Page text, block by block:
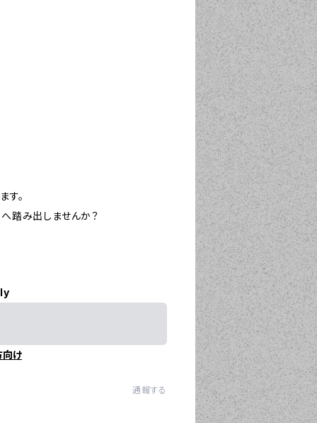
す。
踏み出しませんか？
向け
通報する